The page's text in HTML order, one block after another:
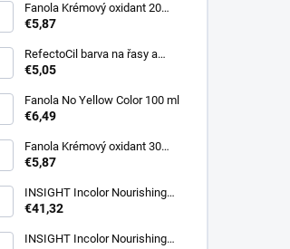
Fanola Krémový oxidant 20
VOL(6%)1000ml
€5,87
RefectoCil barva na řasy a
obočí 3.1 světle hnědá 15 ml
€5,05
Fanola No Yellow Color 100 ml
€6,49
Fanola Krémový oxidant 30
VOL (9%) 1000ml
€5,87
INSIGHT Incolor Nourishing
Color Activator 40 vol. (12%)
€41,32
INSIGHT Incolor Nourishing